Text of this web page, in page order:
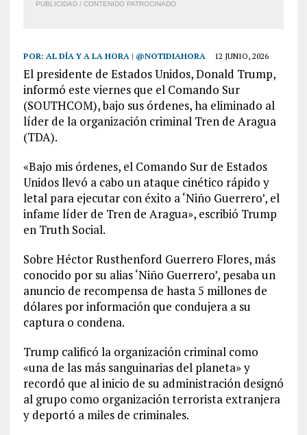
PUBLICIDAD / CONTENIDO PATROCINADO
POR: AL DÍA Y A LA HORA | @NOTIDIAHORA 12 JUNIO, 2026
El presidente de Estados Unidos, Donald Trump,
informó este viernes que el Comando Sur
(SOUTHCOM), bajo sus órdenes, ha eliminado al
líder de la organización criminal Tren de Aragua
(TDA).
«Bajo mis órdenes, el Comando Sur de Estados
Unidos llevó a cabo un ataque cinético rápido y
letal para ejecutar con éxito a ‘Niño Guerrero’, el
infame líder de Tren de Aragua», escribió Trump
en Truth Social.
Sobre Héctor Rusthenford Guerrero Flores, más
conocido por su alias ‘Niño Guerrero’, pesaba un
anuncio de recompensa de hasta 5 millones de
dólares por información que condujera a su
captura o condena.
Trump calificó la organización criminal como
«una de las más sanguinarias del planeta» y
recordó que al inicio de su administración designó
al grupo como organización terrorista extranjera
y deportó a miles de criminales.